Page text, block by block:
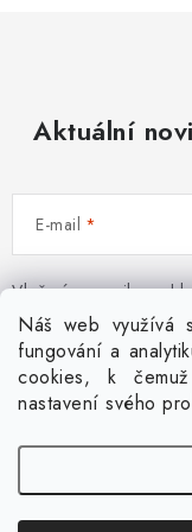
Náš web využívá
fungování a
cookies, k
nastavení svého
Aktuální
E-mail
Vložením e-mailu
Facebook Kontakt
Akce a slevy
Copyright 2026